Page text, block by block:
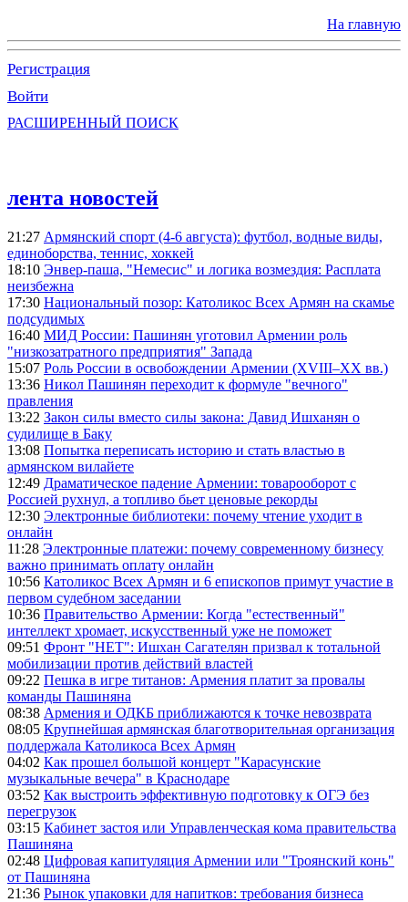
На главную
Регистрация
Войти
РАСШИРЕННЫЙ ПОИСК
лента новостей
21:27 Армянский спорт (4-6 августа): футбол, водные виды,
единоборства, теннис, хоккей
18:10 Энвер-паша, "Немесис" и логика возмездия: Расплата
неизбежна
17:30 Национальный позор: Католикос Всех Армян на скамье
подсудимых
16:40 МИД России: Пашинян уготовил Армении роль
"низкозатратного предприятия" Запада
15:07 Роль России в освобождении Армении (XVIII–XX вв.)
13:36 Никол Пашинян переходит к формуле "вечного"
правления
13:22 Закон силы вместо силы закона: Давид Ишханян о
судилище в Баку
13:08 Попытка переписать историю и стать властью в
армянском вилайете
12:49 Драматическое падение Армении: товарооборот с
Россией рухнул, а топливо бьет ценовые рекорды
12:30 Электронные библиотеки: почему чтение уходит в
онлайн
11:28 Электронные платежи: почему современному бизнесу
важно принимать оплату онлайн
10:56 Католикос Всех Армян и 6 епископов примут участие в
первом судебном заседании
10:36 Правительство Армении: Когда "естественный"
интеллект хромает, искусственный уже не поможет
09:51 Фронт "НЕТ": Ишхан Сагателян призвал к тотальной
мобилизации против действий властей
09:22 Пешка в игре титанов: Армения платит за провалы
команды Пашиняна
08:38 Армения и ОДКБ приближаются к точке невозврата
08:05 Крупнейшая армянская благотворительная организация
поддержала Католикоса Всех Армян
04:02 Как прошел большой концерт "Карасунские
музыкальные вечера" в Краснодаре
03:52 Как выстроить эффективную подготовку к ОГЭ без
перегрузок
03:15 Кабинет застоя или Управленческая кома правительства
Пашиняна
02:48 Цифровая капитуляция Армении или "Троянский конь"
от Пашиняна
21:36 Рынок упаковки для напитков: требования бизнеса